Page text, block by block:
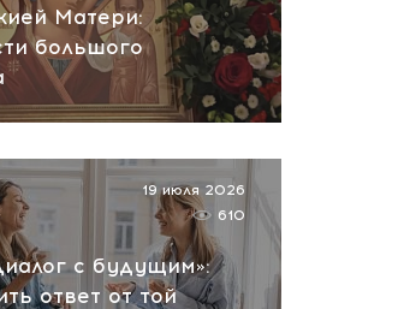
Матери:
большого
с будущим»:
ответ от той
19 июля 2026
610